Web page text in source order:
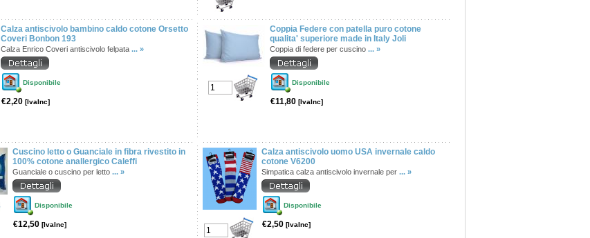
Calza antiscivolo bambino caldo cotone Orsetto
Coveri Bonbon 193
Calza Enrico Coveri antiscivolo felpata ... »
Disponibile
€2,20 [IvaInc]
Coppia Federe con patella puro cotone
qualita' superiore made in Italy Joli
Coppia di federe per cuscino ... »
Disponibile
€11,80 [IvaInc]
Cuscino letto o Guanciale in fibra rivestito in
100% cotone anallergico Caleffi
Guanciale o cuscino per letto ... »
Disponibile
€12,50 [IvaInc]
Calza antiscivolo uomo USA invernale caldo
cotone V6200
Simpatica calza antiscivolo invernale per ... »
Disponibile
€2,50 [IvaInc]